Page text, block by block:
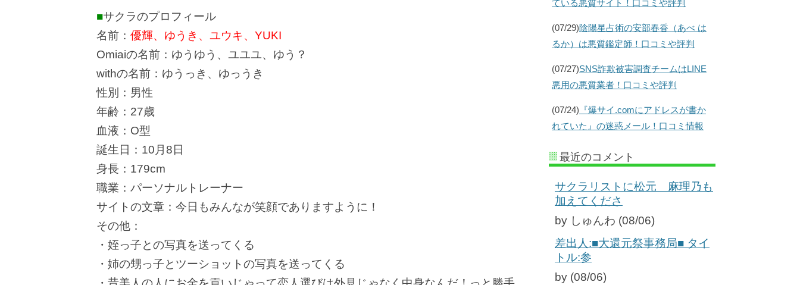
■サクラのプロフィール
名前： 優輝、ゆうき、ユウキ、YUKI
Omiaiの名前：ゆうゆう、ユユユ、ゆう？
withの名前：ゆうっき、ゆっうき
性別：男性
年齢：27歳
血液：O型
誕生日：10月8日
身長：179cm
職業：パーソナルトレーナー
サイトの文章：今日もみんなが笑顔でありますように！
その他：
・姪っ子との写真を送ってくる
・姉の甥っ子とツーショットの写真を送ってくる
ている悪質サイト！口コミや評判
(07/29)陰陽星占術の安部春香（あべ は
るか）は悪質鑑定師！口コミや評判
(07/27)SNS詐欺被害調査チームはLINE
悪用の悪質業者！口コミや評判
(07/24) 『爆サイ.comにアドレスが書か
れていた』の迷惑メール！口コミ情報
最近のコメント
サクラリストに松元 麻理乃も
加えてくださ
by しゅんわ (08/06)
差出人:■大還元祭事務局■ タイ
トル:参
by (08/06)